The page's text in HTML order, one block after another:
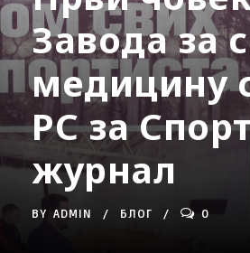
Завода за
медицину
РС за
журнал
BY ADMIN БЛОГ 0